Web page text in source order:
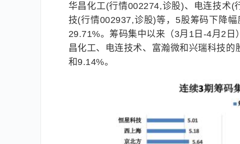
华昌化工(行情002274,诊股)、电连技术
技(行情002937,诊股)等，5股筹码下降
29.71%。筹码集中以来（3月1日-4月2
昌化工、电连技术、富瀚微和兴瑞科技
和9.14%。